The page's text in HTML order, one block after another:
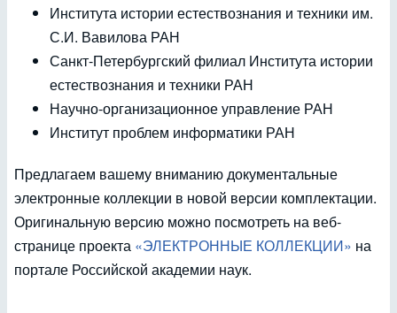
Института истории естествознания и техники им.
С.И. Вавилова РАН
Санкт-Петербургский филиал Института истории
естествознания и техники РАН
Научно-организационное управление РАН
Институт проблем информатики РАН
Предлагаем вашему вниманию документальные
электронные коллекции в новой версии комплектации.
Оригинальную версию можно посмотреть на веб-
странице проекта «ЭЛЕКТРОННЫЕ КОЛЛЕКЦИИ» на
портале Российской академии наук.